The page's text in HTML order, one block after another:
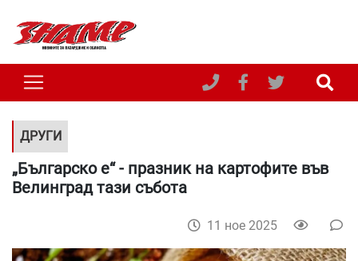
ДРУГИ
„Българско е“ - празник на картофите във
Велинград тази събота
11 ное 2025